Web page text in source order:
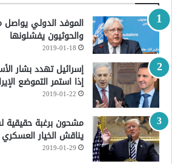
الموفد الدولي يواصل
والحوثيون يفشلونها
2019-01-18
إسرائيل تهدد بشار
إذا استمر التموضع
2019-01-22
مشحون برغبة حقيقية
يناقش الخيار
2019-01-29